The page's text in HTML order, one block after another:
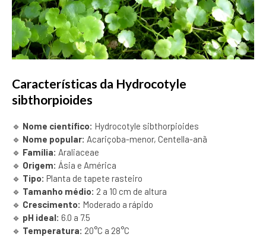
Características da Hydrocotyle
sibthorpioides
🔹 Nome científico: Hydrocotyle sibthorpioides
🔹 Nome popular: Acariçoba-menor, Centella-anã
🔹 Família: Araliaceae
🔹 Origem: Ásia e América
🔹 Tipo: Planta de tapete rasteiro
🔹 Tamanho médio: 2 a 10 cm de altura
🔹 Crescimento: Moderado a rápido
🔹 pH ideal: 6.0 a 7.5
🔹 Temperatura: 20°C a 28°C